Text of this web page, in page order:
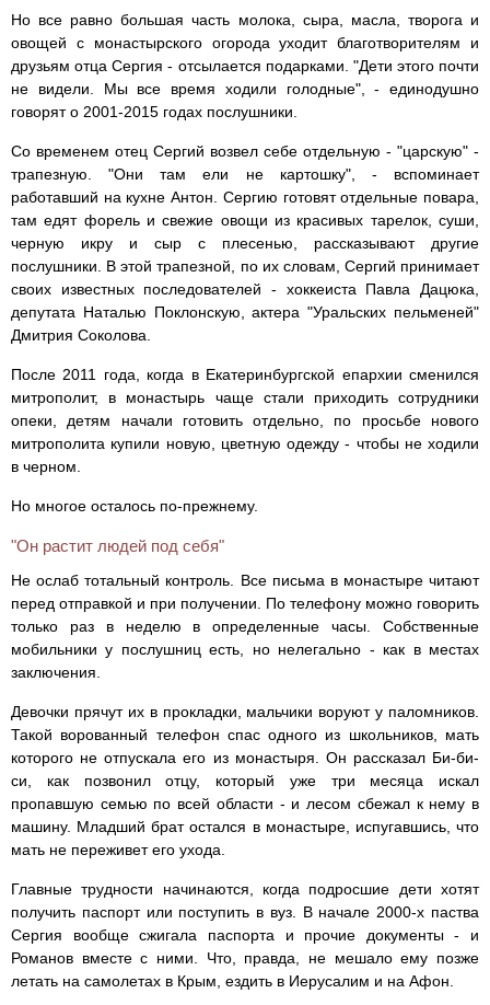
Но все равно большая часть молока, сыра, масла, творога и
овощей с монастырского огорода уходит благотворителям и
друзьям отца Сергия - отсылается подарками. "Дети этого почти
не видели. Мы все время ходили голодные", - единодушно
говорят о 2001-2015 годах послушники.
Со временем отец Сергий возвел себе отдельную - "царскую" -
трапезную. "Они там ели не картошку", - вспоминает
работавший на кухне Антон. Сергию готовят отдельные повара,
там едят форель и свежие овощи из красивых тарелок, суши,
черную икру и сыр с плесенью, рассказывают другие
послушники. В этой трапезной, по их словам, Сергий принимает
своих известных последователей - хоккеиста Павла Дацюка,
депутата Наталью Поклонскую, актера "Уральских пельменей"
Дмитрия Соколова.
После 2011 года, когда в Екатеринбургской епархии сменился
митрополит, в монастырь чаще стали приходить сотрудники
опеки, детям начали готовить отдельно, по просьбе нового
митрополита купили новую, цветную одежду - чтобы не ходили
в черном.
Но многое осталось по-прежнему.
"Он растит людей под себя"
Не ослаб тотальный контроль. Все письма в монастыре читают
перед отправкой и при получении. По телефону можно говорить
только раз в неделю в определенные часы. Собственные
мобильники у послушниц есть, но нелегально - как в местах
заключения.
Девочки прячут их в прокладки, мальчики воруют у паломников.
Такой ворованный телефон спас одного из школьников, мать
которого не отпускала его из монастыря. Он рассказал Би-би-
си, как позвонил отцу, который уже три месяца искал
пропавшую семью по всей области - и лесом сбежал к нему в
машину. Младший брат остался в монастыре, испугавшись, что
мать не переживет его ухода.
Главные трудности начинаются, когда подросшие дети хотят
получить паспорт или поступить в вуз. В начале 2000-х паства
Сергия вообще сжигала паспорта и прочие документы - и
Романов вместе с ними. Что, правда, не мешало ему позже
летать на самолетах в Крым, ездить в Иерусалим и на Афон.